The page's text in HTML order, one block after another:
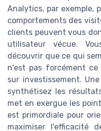
Analytics, par exemple,
comportements des
clients peuvent vous
utilisateur vécue.
découvrir que ce qui
n'est pas forcément
sur investissement.
synthétisez les
met en exergue les
est primordiale pour
maximiser l'efficacité